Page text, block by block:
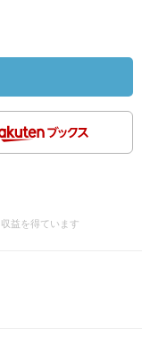
益を得ています